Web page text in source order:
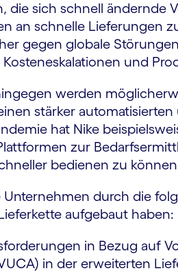
die sich schnell ändernde
an schnelle Lieferungen
gegen globale
und
werden
stärker
hat Nike
zur
bedienen zu
durch die
aufgebaut haben:
in Bezug auf
in der erweiterten